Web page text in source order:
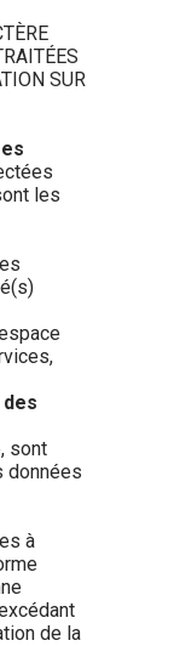
SUR
les
sont
données
à
de la